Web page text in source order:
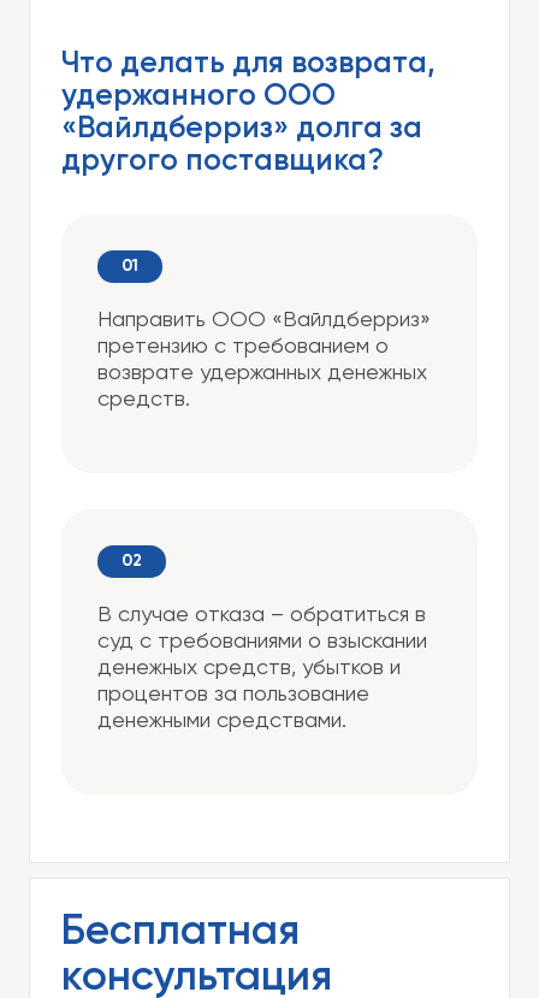
Что делать для возврата,
удержанного ООО
«Вайлдберриз» долга за
другого поставщика?
Направить ООО «Вайлдберриз»
претензию с требованием о
возврате удержанных денежных
средств.
В случае отказа – обратиться в
суд с требованиями о взыскании
денежных средств, убытков и
процентов за пользование
денежными средствами.
Бесплатная
консультация